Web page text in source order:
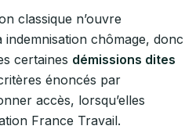
classique n’ouvre
chômage, donc
certaines démissions dites
énoncés par
accès, lorsqu’elles
France Travail.